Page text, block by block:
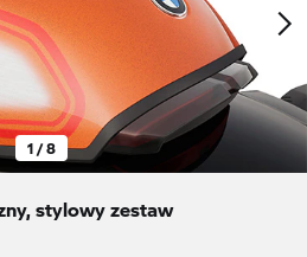
1 / 8
stylowy zestaw